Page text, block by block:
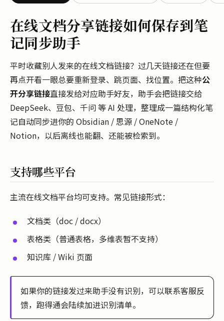
在线文档分享链接如何保存到笔
记同步助手
平时收藏别人发来的在线文档链接？过几天链接还在但要
再点开看一眼总要重新登录、跳页面、找位置。把这种公
开分享链接直接发给对应助手好友，助手会把链接交给
DeepSeek、豆包、千问 等 AI 处理，整理成一篇结构化笔
记自动同步进你的 Obsidian / 思源 / OneNote /
Notion，以后离线也能翻、还能被检索到。
支持哪些平台
主流在线文档平台均可支持。常见链接形式：
文档类（doc / docx）
表格类（普通表格，多维表暂不支持）
知识库 / Wiki 页面
如果你的链接发过来助手没有识别，可以联系客服反
馈，跑得通会陆续加进识别清单。